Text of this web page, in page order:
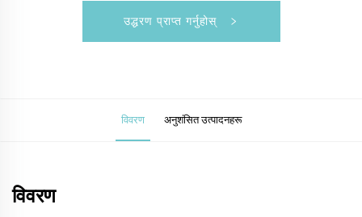
उद्धरण प्राप्त गर्नुहोस्
विवरण अनुशंसित उत्पादनहरू
विवरण